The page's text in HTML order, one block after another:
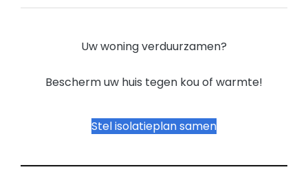
Uw woning verduurzamen?
Bescherm uw huis tegen kou of warmte!
Stel isolatieplan samen